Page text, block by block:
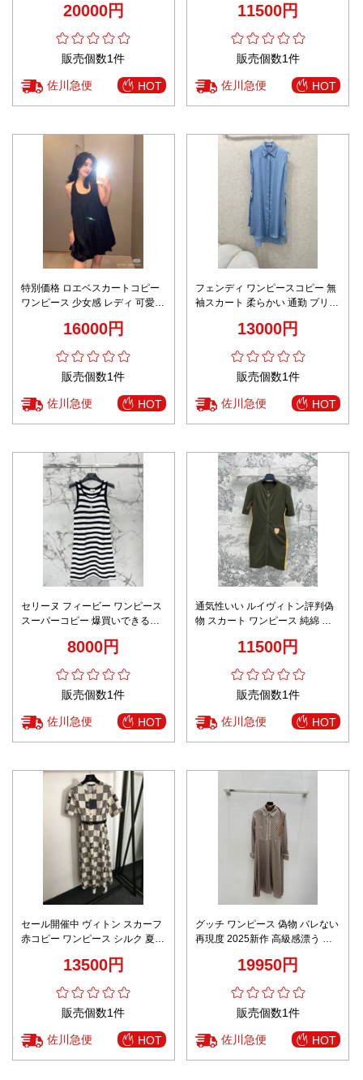
20000円
販売個数1件
佐川急便 HOT
11500円
販売個数1件
佐川急便 HOT
特別価格 ロエベスカートコピー
ワンピース 少女感 レディ 可愛い
16000円
販売個数1件
佐川急便 HOT
フェンディ ワンピースコピー 無
袖スカート 柔らかい 通勤 プリン
13000円
販売個数1件
佐川急便 HOT
セリーヌ フィービー ワンピース
スーパーコピー 爆買いできる品
カート 縞模様 ホワイト
8000円
販売個数1件
佐川急便 HOT
通気性いい ルイヴィトン評判偽
物 スカート ワンピース 純綿 半
11500円
販売個数1件
佐川急便 HOT
セール開催中 ヴィトン スカーフ
赤コピー ワンピース シルク 夏服
20240743 ブラック
13500円
販売個数1件
佐川急便 HOT
グッチ ワンピース 偽物 バレない
再現度 2025新作 高級感漂う 上
19950円
販売個数1件
佐川急便 HOT